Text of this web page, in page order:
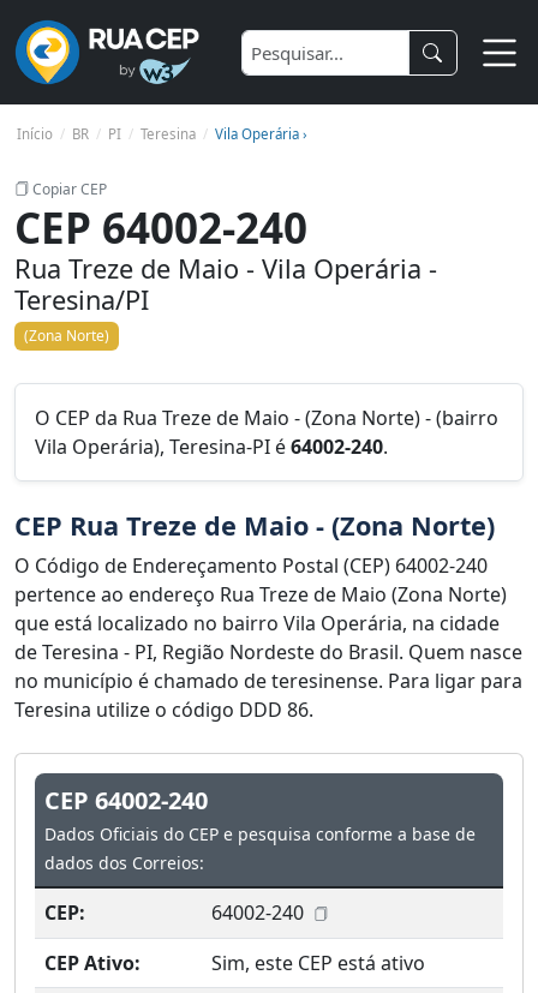
Início BR PI Teresina Vila Operária ›
Copiar CEP
CEP 64002-240
Rua Treze de Maio - Vila Operária -
Teresina/PI
(Zona Norte)
O CEP da Rua Treze de Maio - (Zona Norte) - (bairro
Vila Operária), Teresina-PI é64002-240.
CEP Rua Treze de Maio - (Zona Norte)
O Código de Endereçamento Postal (CEP) 64002-240
pertence ao endereço Rua Treze de Maio (Zona Norte)
que está localizado no bairro Vila Operária, na cidade
de Teresina - PI, Região Nordeste do Brasil. Quem nasce
no município é chamado de teresinense. Para ligar para
Teresina utilize o código DDD 86.
CEP 64002-240
Dados Oficiais do CEP e pesquisa conforme a base de
dados dos Correios:
CEP:
64002-240
CEP Ativo:
Sim, este CEP está ativo